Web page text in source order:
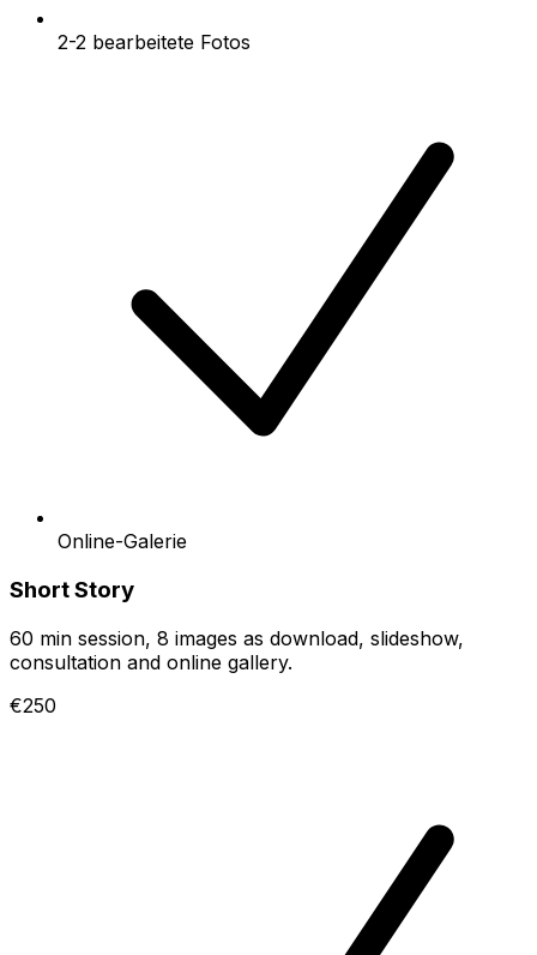
2-2 bearbeitete Fotos
Online-Galerie
Short Story
60 min session, 8 images as download, slideshow,
consultation and online gallery.
€250